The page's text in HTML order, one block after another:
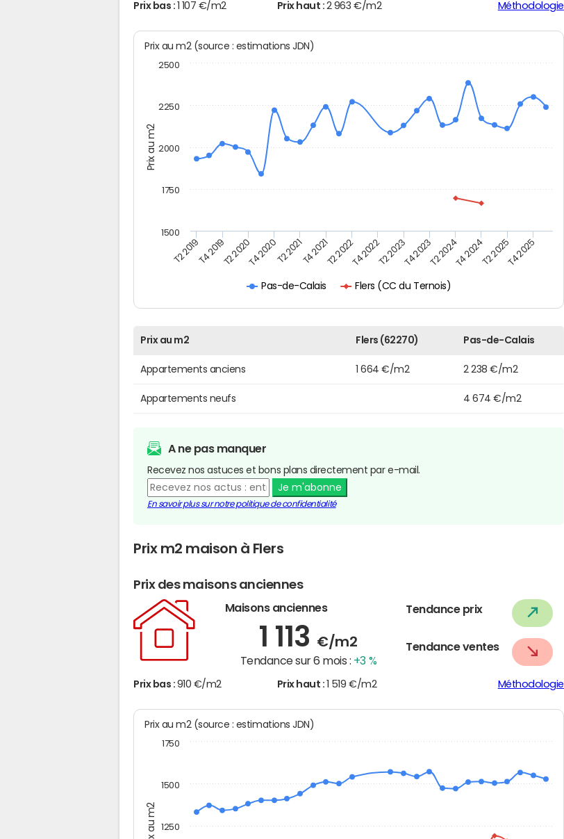
Prix bas : 1 107 €/m2 Prix haut : 2 963 €/m2 Méthodologie
Prix au m2
Prix au m2 (source : estimations JDN)
Pas-de-Calais Flers (CC du Ternois)
T2 2019T4 2019T2 2020T4 2020T2 2021T4 2021T2 2022T4 2022T2 2023T4 2023T2 2024T4 2024T2 2025T4 2025
2000
1500
1750
2250
2500
Prix au m2 Flers (62270) Pas-de-Calais
Appartements anciens 1 664 €/m2 2 238 €/m2
Appartements neufs 4 674 €/m2
A ne pas manquer
Recevez nos astuces et bons plans directement par e-mail.
Je m'abonne
En savoir plus sur notre politique de confidentialité
Prix m2 maison à Flers
Prix des maisons anciennes
Maisons anciennes
1 113 €/m2
Tendance sur 6 mois : +3 %
Tendance prix
Tendance ventes
Prix bas : 910 €/m2 Prix haut : 1 519 €/m2 Méthodologie
Prix au m2
Prix au m2 (source : estimations JDN)
1250
1500
1750